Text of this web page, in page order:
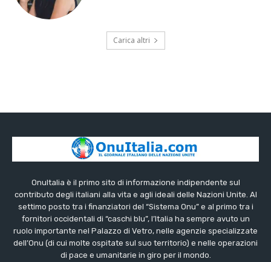
Carica altri
OnuItalia è il primo sito di informazione indipendente sul
contributo degli italiani alla vita e agli ideali delle Nazioni Unite. Al
settimo posto tra i finanziatori del “Sistema Onu” e al primo tra i
fornitori occidentali di “caschi blu”, l’Italia ha sempre avuto un
ruolo importante nel Palazzo di Vetro, nelle agenzie specializzate
dell’Onu (di cui molte ospitate sul suo territorio) e nelle operazioni
di pace e umanitarie in giro per il mondo.